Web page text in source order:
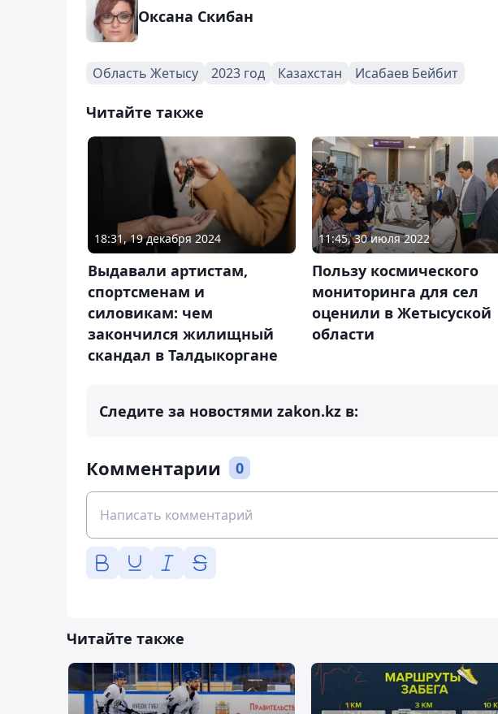
Оксана Скибан
Область Жетысу 2023 год Казахстан Исабаев Бейбит
Читайте также
18:31, 19 декабря 2024
Выдавали артистам,
спортсменам и
силовикам: чем
закончился жилищный
скандал в Талдыкоргане
11:45, 30 июля 2022
Пользу космического
мониторинга для сел
оценили в Жетысуской
области
Следите за новостями zakon.kz в:
Комментарии 0
Читайте также